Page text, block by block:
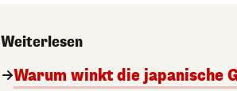
Weiterlesen
Warum winkt die japanische